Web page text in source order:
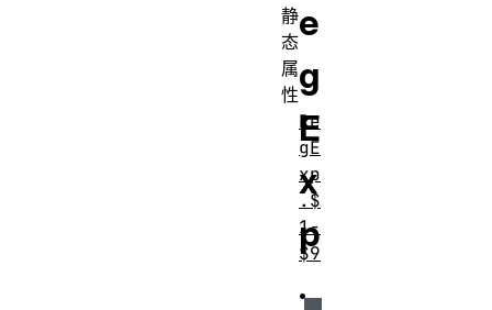
e
g
E
x
p
.
静
态
属
性
Re
gE
xp
.$
1-
$9